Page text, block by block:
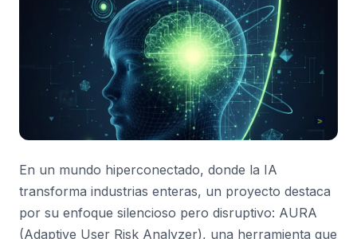
En un mundo hiperconectado, donde la IA
transforma industrias enteras, un proyecto destaca
por su enfoque silencioso pero disruptivo: AURA
(Adaptive User Risk Analyzer), una herramienta que